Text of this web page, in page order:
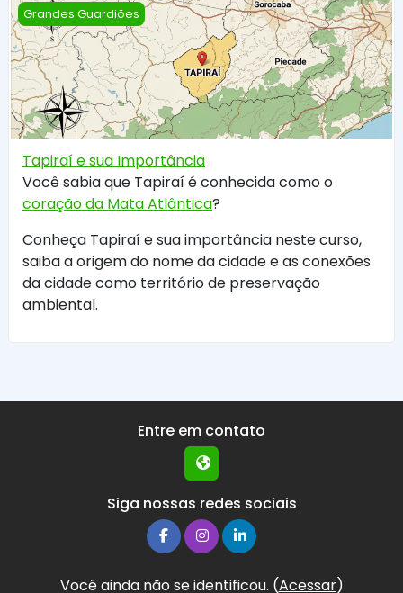
Tapiraí e sua Importância
Grandes Guardiões
Tapiraí e sua Importância
Você sabia que Tapiraí é conhecida como o
coração da Mata Atlântica?
Conheça Tapiraí e sua importância neste curso,
saiba a origem do nome da cidade e as conexões
da cidade como território de preservação
ambiental.
Entre em contato
Siga nossas redes sociais
Você ainda não se identificou. (Acessar)